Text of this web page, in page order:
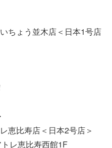
ちょう並木店＜日本1号店
恵比寿店＜日本2号店＞
レ恵比寿西館1F